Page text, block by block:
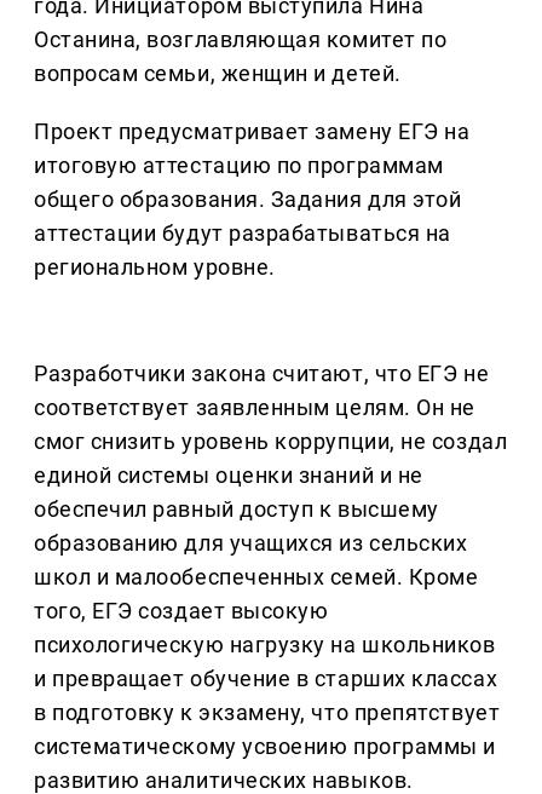
Останина, возглавляющая комитет по
вопросам семьи, женщин и детей.
Проект предусматривает замену ЕГЭ на
итоговую аттестацию по программам
общего образования. Задания для этой
аттестации будут разрабатываться на
региональном уровне.
Разработчики закона считают, что ЕГЭ не
соответствует заявленным целям. Он не
смог снизить уровень коррупции, не создал
единой системы оценки знаний и не
обеспечил равный доступ к высшему
образованию для учащихся из сельских
школ и малообеспеченных семей. Кроме
того, ЕГЭ создает высокую
психологическую нагрузку на школьников
и превращает обучение в старших классах
в подготовку к экзамену, что препятствует
систематическому усвоению программы и
развитию аналитических навыков.